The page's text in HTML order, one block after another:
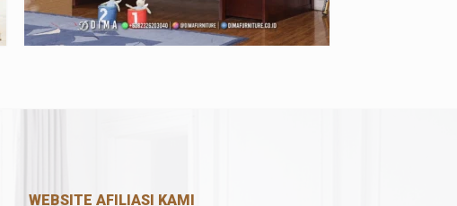
WEBSITE AFILIASI KAMI